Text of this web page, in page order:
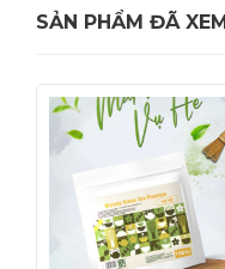
SẢN PHẨM ĐÃ XEM